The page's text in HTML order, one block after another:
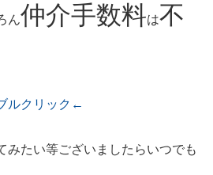
ん仲介手数料は不
ルクリック←
みたい等ございましたらいつでも